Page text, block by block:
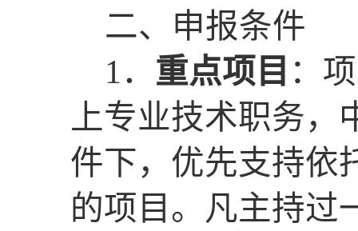
二、申报条件
1． 重点项目 ：
上专业技术职务
件下，优先支持依
的项目 。凡主持过